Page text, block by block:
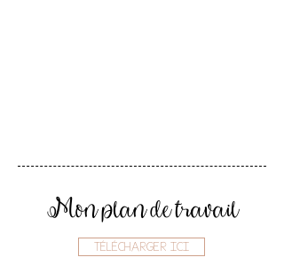
Mon plan de travail
TÉLÉCHARGER ICI